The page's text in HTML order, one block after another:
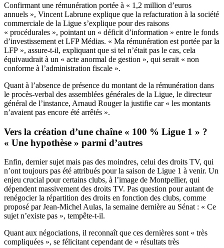
Confirmant une rémunération portée à « 1,2 million d’euros
annuels », Vincent Labrune explique que la refacturation à la société
commerciale de la Ligue s’explique pour des raisons
« procédurales », pointant un « déficit d’information » entre le fonds
d’investissement et LFP Médias. « Ma rémunération est portée par la
LFP », assure-t-il, expliquant que si tel n’était pas le cas, cela
équivaudrait à un « acte anormal de gestion », qui serait « non
conforme à l’administration fiscale ».
Quant à l’absence de présence du montant de la rémunération dans
le procès-verbal des assemblées générales de la Ligue, le directeur
général de l’instance, Arnaud Rouger la justifie car « les montants
n’avaient pas encore été arrêtés ».
Vers la création d’une chaîne « 100 % Ligue 1 » ?
« Une hypothèse » parmi d’autres
Enfin, dernier sujet mais pas des moindres, celui des droits TV, qui
n’ont toujours pas été attribués pour la saison de Ligue 1 à venir. Un
enjeu crucial pour certains clubs, à l’image de Montpellier, qui
dépendent massivement des droits TV. Pas question pour autant de
renégocier la répartition des droits en fonction des clubs, comme
proposé par Jean-Michel Aulas, la semaine dernière au Sénat : « Ce
sujet n’existe pas », tempête-t-il.
Quant aux négociations, il reconnaît que ces dernières sont « très
compliquées », se félicitant cependant de « résultats très